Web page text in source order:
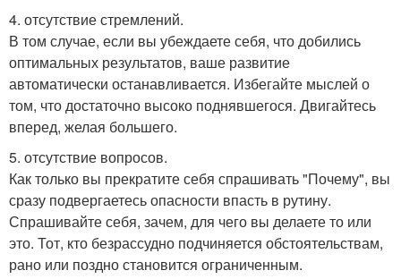
4. отсутствие стремлений.
В том случае, если вы убеждаете себя, что добились
оптимальных результатов, ваше развитие
автоматически останавливается. Избегайте мыслей о
том, что достаточно высоко поднявшегося. Двигайтесь
вперед, желая большего.
5. отсутствие вопросов.
Как только вы прекратите себя спрашивать "Почему", вы
сразу подвергаетесь опасности впасть в рутину.
Спрашивайте себя, зачем, для чего вы делаете то или
это. Тот, кто безрассудно подчиняется обстоятельствам,
рано или поздно становится ограниченным.